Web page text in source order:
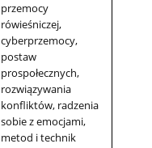
przemocy
rówieśniczej,
cyberprzemocy,
postaw
prospołecznych,
rozwiązywania
konfliktów, radzenia
sobie z emocjami,
metod i technik